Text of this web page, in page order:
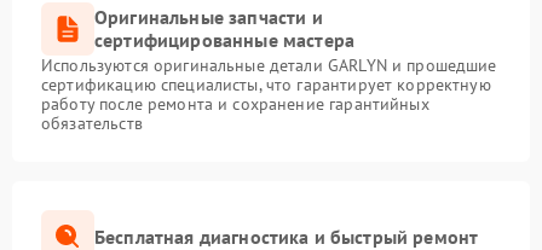
Оригинальные запчасти и
сертифицированные мастера
Используются оригинальные детали GARLYN и прошедшие
сертификацию специалисты, что гарантирует корректную
работу после ремонта и сохранение гарантийных
обязательств
Бесплатная диагностика и быстрый ремонт